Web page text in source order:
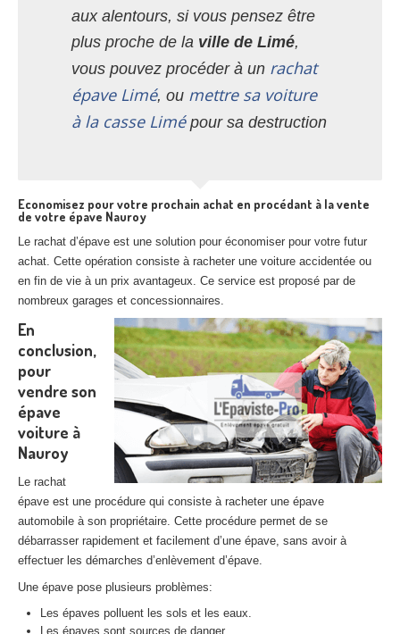
aux alentours, si vous pensez être
plus proche de la ville de Limé,
vous pouvez procéder à un rachat
épave Limé, ou mettre sa voiture
à la casse Limépour sa destruction
Economisez pour votre prochain achat en procédant à la vente
de votre épave Nauroy
Le rachat d’épave est une solution pour économiser pour votre futur
achat. Cette opération consiste à racheter une voiture accidentée ou
en fin de vie à un prix avantageux. Ce service est proposé par de
nombreux garages et concessionnaires.
En
conclusion,
pour
vendre son
épave
voiture à
Nauroy
Le rachat
épave est une procédure qui consiste à racheter une épave
automobile à son propriétaire. Cette procédure permet de se
débarrasser rapidement et facilement d’une épave, sans avoir à
effectuer les démarches d’enlèvement d’épave.
Une épave pose plusieurs problèmes:
Les épaves polluent les sols et les eaux.
Les épaves sont sources de danger.